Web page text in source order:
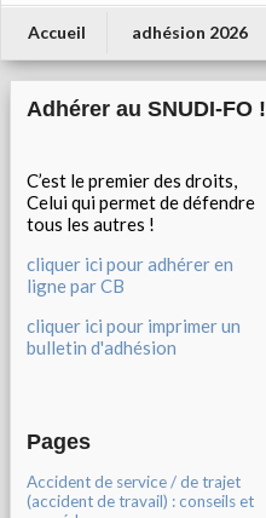
Accueil adhésion 2026
Adhérer au SNUDI-FO !
C’est le premier des droits,
Celui qui permet de défendre
tous les autres !
cliquer ici pour adhérer en
ligne par CB
cliquer ici pour imprimer un
bulletin d'adhésion
Pages
Accident de service / de trajet
(accident de travail) : conseils et